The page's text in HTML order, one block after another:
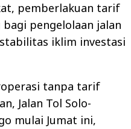
pemberlakuan tarif
pengelolaan jalan
iklim investasi
tanpa tarif
Jalan Tol Solo-
mulai Jumat ini,